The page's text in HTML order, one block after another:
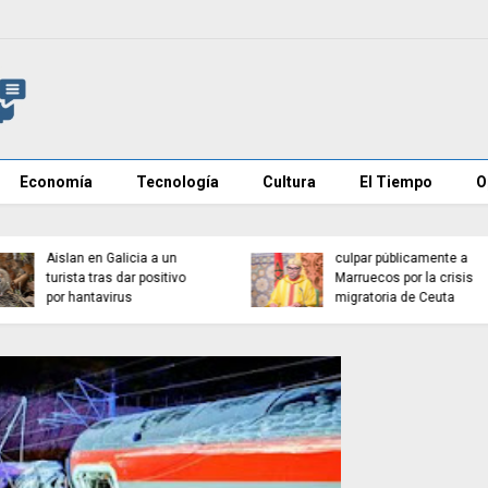
Economía Tecnología Cultura El Tiempo
Investigan mensajes en
redes contra vecinos de
Ceuta
Cadena perpetua para el
autor del atropello mortal
de Múnich